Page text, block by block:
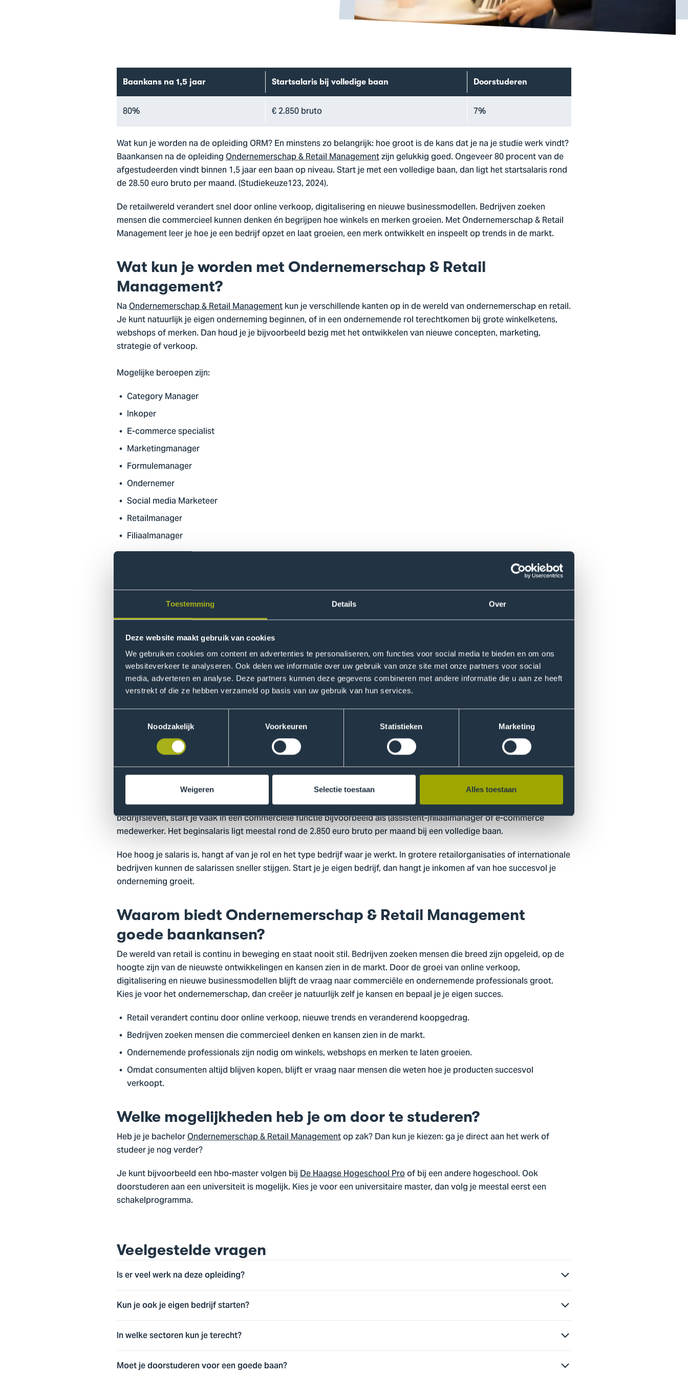
Toestemming Details Over
Deze website maakt gebruik van cookies
We gebruiken cookies om content en advertenties te personaliseren, om functies voor social media te bieden en om ons
websiteverkeer te analyseren. Ook delen we informatie over uw gebruik van onze site met onze partners voor social
media, adverteren en analyse. Deze partners kunnen deze gegevens combineren met andere informatie die u aan ze heeft
verstrekt of die ze hebben verzameld op basis van uw gebruik van hun services.
Noodzakelijk
Voorkeuren Statistieken Marketing
Weigeren Selectie toestaan Alles toestaan
Baankans na 1,5 jaar Startsalaris bij volledige baan Doorstuderen
80% € 2.850 bruto
7%
Wat kun je worden na de opleiding ORM? En minstens zo belangrijk: hoe groot is de kans dat je na je studie werk vindt?
Baankansen na de opleidingOndernemerschap & Retail Managementzijn gelukkig goed. Ongeveer 80 procent van de
afgestudeerden vindt binnen 1,5 jaar een baan op niveau. Start je met een volledige baan, dan ligt het startsalaris rond
de 28.50 euro bruto per maand. (Studiekeuze123, 2024).
De retailwereld verandert snel door online verkoop, digitalisering en nieuwe businessmodellen. Bedrijven zoeken
mensen die commercieel kunnen denken én begrijpen hoe winkels en merken groeien. Met Ondernemerschap & Retail
Management leer je hoe je een bedrijf opzet en laat groeien, een merk ontwikkelt en inspeelt op trends in de markt.
Wat kun je worden met Ondernemerschap & Retail
Management?
NaOndernemerschap & Retail Managementkun je verschillende kanten op in de wereld van ondernemerschap en retail.
Je kunt natuurlijk je eigen onderneming beginnen, of in een ondernemende rol terechtkomen bij grote winkelketens,
webshops of merken. Dan houd je je bijvoorbeeld bezig met het ontwikkelen van nieuwe concepten, marketing,
strategie of verkoop.
Mogelijke beroepen zijn:
Category Manager
Inkoper
E-commerce specialist
Marketingmanager
Formulemanager
Ondernemer
Social media Marketeer
Retailmanager
Filiaalmanager
Ondernemer
ondernemerstart je je eigen bedrijf of bouw je een nieuw concept uit. Je bedenkt plannen, zet marketing in en
maakt keuzes over groei. Jij bepaalt de koers van je onderneming.
Filiaalmanager
Als filiaalmanager zorg je dat een winkel goed draait. Je stuurt een team aan en werkt aan omzet en klanttevredenheid.
Je bent verantwoordelijk voor de dagelijkse gang van zaken.
e-commerce specialist werk je aan de online verkoop van producten. Je kijkt wat klanten doen op de webshop en
verbetert de resultaten. Je combineert commercieel inzicht met digitale skills.
Wat verdien je?
Wanneer je start als ondernemer hangt je inkomen af van hoe succesvol jouw onderneming is. Wanneer je start in het
bedrijfsleven, start je vaak in een commerciële functie bijvoorbeeld als (assistent-)filiaalmanager of e-commerce
medewerker. Het beginsalaris ligt meestal rond de 2.850 euro bruto per maand bij een volledige baan.
Hoe hoog je salaris is, hangt af van je rol en het type bedrijf waar je werkt. In grotere retailorganisaties of internationale
bedrijven kunnen de salarissen sneller stijgen. Start je je eigen bedrijf, dan hangt je inkomen af van hoe succesvol je
onderneming groeit.
Waarom biedt Ondernemerschap & Retail Management
goede baankansen?
De wereld van retail is continu in beweging en staat nooit stil. Bedrijven zoeken mensen die breed zijn opgeleid, op de
hoogte zijn van de nieuwste ontwikkelingen en kansen zien in de markt. Door de groei van online verkoop,
digitalisering en nieuwe businessmodellen blijft de vraag naar commerciële en ondernemende professionals groot.
Kies je voor het ondernemerschap, dan creëer je natuurlijk zelf je kansen en bepaal je je eigen succes.
Retail verandert continu door online verkoop, nieuwe trends en veranderend koopgedrag.
Bedrijven zoeken mensen die commercieel denken en kansen zien in de markt.
Ondernemende professionals zijn nodig om winkels, webshops en merken te laten groeien.
Omdat consumenten altijd blijven kopen, blijft er vraag naar mensen die weten hoe je producten succesvol
verkoopt.
Welke mogelijkheden heb je om door te studeren?
Heb je je bachelorOndernemerschap & Retail Managementop zak? Dan kun je kiezen: ga je direct aan het werk of
studeer je nog verder?
Je kunt bijvoorbeeld een hbo-master volgen bijDe Haagse Hogeschool Proof bij een andere hogeschool. Ook
doorstuderen aan een universiteit is mogelijk. Kies je voor een universitaire master, dan volg je meestal eerst een
schakelprogramma.
Veelgestelde vragen
Is er veel werk na deze opleiding?
Kun je ook je eigen bedrijf starten?
In welke sectoren kun je terecht?
Moet je doorstuderen voor een goede baan?